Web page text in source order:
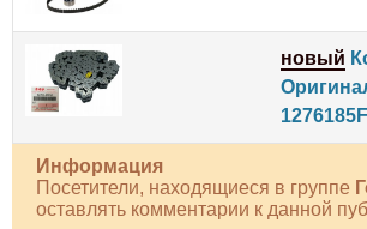
новый
Информация
Посетители, находящиеся в группе
оставлять комментарии к данной